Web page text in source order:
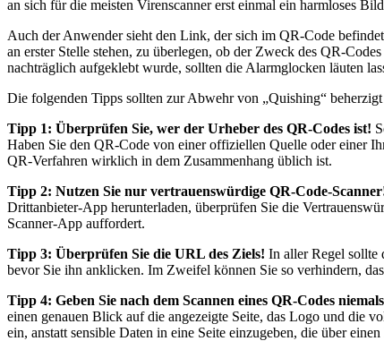
an sich für die meisten Virenscanner erst einmal ein harmloses
Auch der Anwender sieht den Link, der sich im QR-Code
an erster Stelle stehen, zu überlegen, ob der Zweck des QR-
nachträglich aufgeklebt wurde, sollten die Alarmglocken läuten
Die folgenden Tipps sollten zur Abwehr von „Quishing“
Tipp 1: Überprüfen Sie, wer der Urheber des QR-Codes ist!
Haben Sie den QR-Code von einer offiziellen Quelle oder einer
QR-Verfahren wirklich in dem Zusammenhang üblich ist.
Tipp 2: Nutzen Sie nur vertrauenswürdige QR-Code-
Drittanbieter-App herunterladen, überprüfen Sie die
Scanner-App auffordert.
Tipp 3: Überprüfen Sie die URL des Ziels! In aller Regel sollte
bevor Sie ihn anklicken. Im Zweifel können Sie so verhindern,
Tipp 4: Geben Sie nach dem Scannen eines QR-Codes
einen genauen Blick auf die angezeigte Seite, das Logo und die
ein, anstatt sensible Daten in eine Seite einzugeben, die über